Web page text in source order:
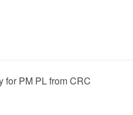
for PM PL from CRC